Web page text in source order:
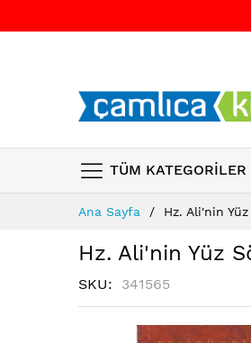
TÜM KATEGORİLER
Ana Sayfa Hz. Ali'nin
Hz. Ali'nin Yüz
SKU 341565